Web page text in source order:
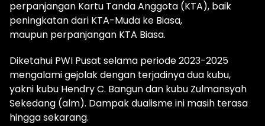
perpanjangan Kartu Tanda Anggota (KTA), baik
peningkatan dari KTA-Muda ke Biasa,
maupun perpanjangan KTA Biasa.
Diketahui PWI Pusat selama periode 2023-2025
mengalami gejolak dengan terjadinya dua kubu,
yakni kubu Hendry C. Bangun dan kubu Zulmansyah
Sekedang (alm). Dampak dualisme ini masih terasa
hingga sekarang.